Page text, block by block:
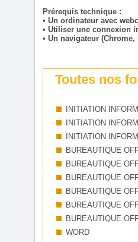
Prérequis technique :
• Un ordinateur avec
• Utiliser une connexion
• Un navigateur (Chrome,
Toutes nos
INITIATION
INITIATION
INITIATION
BUREAUTIQUE
BUREAUTIQUE
BUREAUTIQUE
BUREAUTIQUE
BUREAUTIQUE
BUREAUTIQUE
WORD